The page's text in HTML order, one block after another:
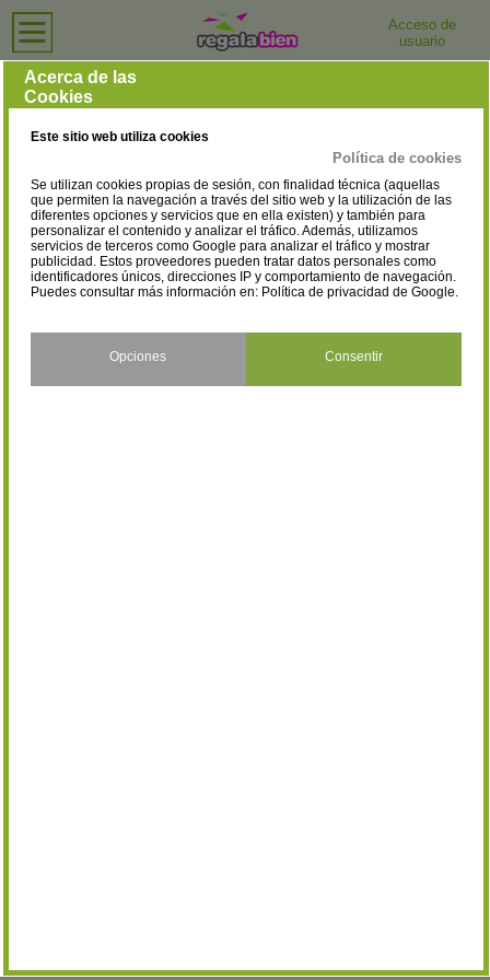
Acceso de
usuario
Centros de Salud y Bienestar en Cuenca
Selecciona la localidad
Inicio › Centros de Salud y Bienestar
Belmonte Castejón
Las Pedroñeras(2)
Mota del Cuervo(1) Motilla del Palancar(2)
Moya(1) Quintanar del Rey(2)
Tarancón(3) Villanueva de la Jara(1)
Acerca de las
Cookies
Este sitio web utiliza cookies
Política de cookies
Se utilizan cookies propias de sesión, con finalidad técnica (aquellas
que permiten la navegación a través del sitio web y la utilización de las
diferentes opciones y servicios que en ella existen) y también para
personalizar el contenido y analizar el tráfico. Además, utilizamos
servicios de terceros como Google para analizar el tráfico y mostrar
publicidad. Estos proveedores pueden tratar datos personales como
identificadores únicos, direcciones IP y comportamiento de navegación.
Puedes consultar más información en: Política de privacidad de Google.
Opciones Consentir